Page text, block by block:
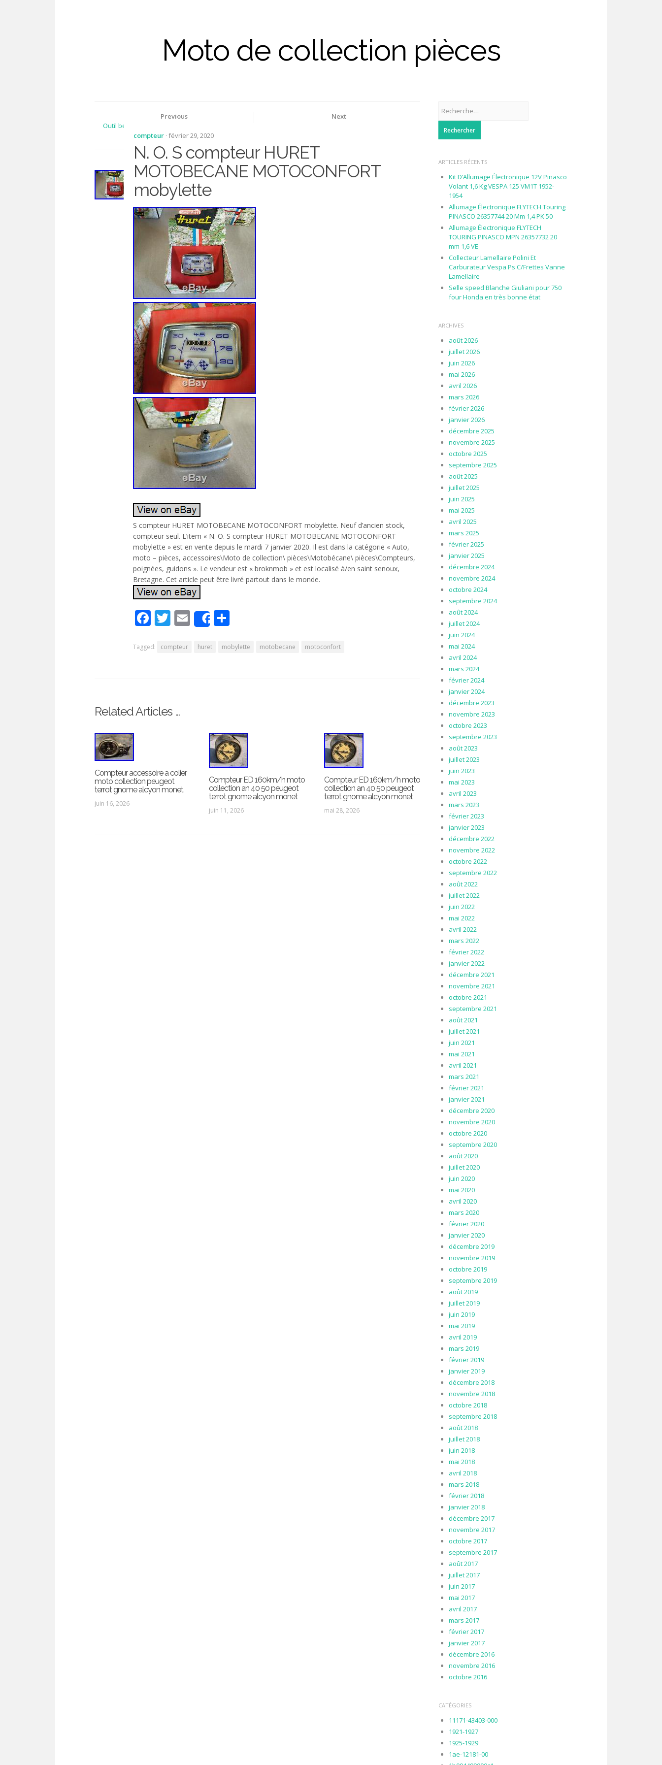
Moto de collection pièces
Previous
Outil béquille d atelier pour peugeot 103 spx rcx
Next
compteur · février 29, 2020
N. O. S compteur HURET
MOTOBECANE MOTOCONFORT
mobylette
S compteur HURET MOTOBECANE MOTOCONFORT mobylette. Neuf d’ancien stock,
compteur seul. L’item « N. O. S compteur HURET MOTOBECANE MOTOCONFORT
mobylette » est en vente depuis le mardi 7 janvier 2020. Il est dans la catégorie « Auto,
moto – pièces, accessoires\Moto de collection\ pièces\Motobécane\ pièces\Compteurs,
poignées, guidons ». Le vendeur est « broknmob » et est localisé à/en saint senoux,
Bretagne. Cet article peut être livré partout dans le monde.
Facebook
Twitter
Email
Share
Tagged: compteur huret mobylette motobecane motoconfort
Related Articles …
Compteur accessoire a colier
moto collection peugeot
terrot gnome alcyon monet
juin 16, 2026
Compteur ED 160km/h moto
collection an 40 50 peugeot
terrot gnome alcyon monet
juin 11, 2026
Compteur ED 160km/h moto
collection an 40 50 peugeot
terrot gnome alcyon monet
mai 28, 2026
ARTICLES RÉCENTS
Kit D’Allumage Électronique 12V Pinasco
Volant 1,6 Kg VESPA 125 VM1T 1952-
1954
Allumage Électronique FLYTECH Touring
PINASCO 26357744 20 Mm 1,4 PK 50
Allumage Électronique FLYTECH
TOURING PINASCO MPN 26357732 20
mm 1,6 VE
Collecteur Lamellaire Polini Et
Carburateur Vespa Ps C/Frettes Vanne
Lamellaire
Selle speed Blanche Giuliani pour 750
four Honda en très bonne état
ARCHIVES
août 2026
juillet 2026
juin 2026
mai 2026
avril 2026
mars 2026
février 2026
janvier 2026
décembre 2025
novembre 2025
octobre 2025
septembre 2025
août 2025
juillet 2025
juin 2025
mai 2025
avril 2025
mars 2025
février 2025
janvier 2025
décembre 2024
novembre 2024
octobre 2024
septembre 2024
août 2024
juillet 2024
juin 2024
mai 2024
avril 2024
mars 2024
février 2024
janvier 2024
décembre 2023
novembre 2023
octobre 2023
septembre 2023
août 2023
juillet 2023
juin 2023
mai 2023
avril 2023
mars 2023
février 2023
janvier 2023
décembre 2022
novembre 2022
octobre 2022
septembre 2022
août 2022
juillet 2022
juin 2022
mai 2022
avril 2022
mars 2022
février 2022
janvier 2022
décembre 2021
novembre 2021
octobre 2021
septembre 2021
août 2021
juillet 2021
juin 2021
mai 2021
avril 2021
mars 2021
février 2021
janvier 2021
décembre 2020
novembre 2020
octobre 2020
septembre 2020
août 2020
juillet 2020
juin 2020
mai 2020
avril 2020
mars 2020
février 2020
janvier 2020
décembre 2019
novembre 2019
octobre 2019
septembre 2019
août 2019
juillet 2019
juin 2019
mai 2019
avril 2019
mars 2019
février 2019
janvier 2019
décembre 2018
novembre 2018
octobre 2018
septembre 2018
août 2018
juillet 2018
juin 2018
mai 2018
avril 2018
mars 2018
février 2018
janvier 2018
décembre 2017
novembre 2017
octobre 2017
septembre 2017
août 2017
juillet 2017
juin 2017
mai 2017
avril 2017
mars 2017
février 2017
janvier 2017
décembre 2016
novembre 2016
octobre 2016
CATÉGORIES
11171-43403-000
1921-1927
1925-1929
1ae-12181-00